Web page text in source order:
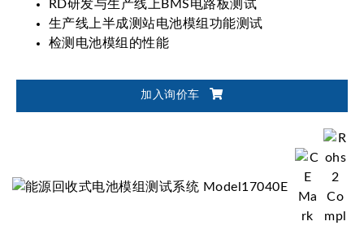
RD研发与生产线上BMS电路板测试
生产线上半成测站电池模组功能测试
检测电池模组的性能
加入询价车